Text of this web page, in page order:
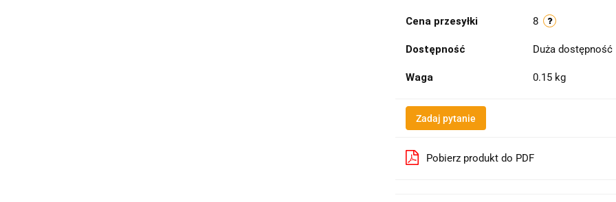
Cena przesyłki 8
Dostępność Duża dostępność
Waga 0.15 kg
Zadaj pytanie
Pobierz produkt do PDF